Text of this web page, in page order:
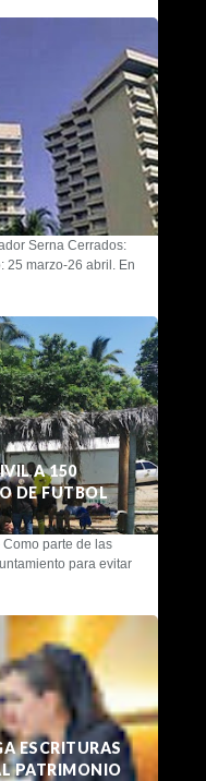
Serna Cerrados:
25 marzo-26 abril. En
A 150
DE FUTBOL
parte de las
para evitar
ESCRITURAS
PATRIMONIO